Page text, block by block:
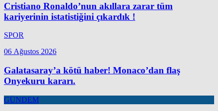
Cristiano Ronaldo’nun akıllara zarar tüm
kariyerinin istatistiğini çıkardık !
SPOR
06 Ağustos 2026
Galatasaray’a kötü haber! Monaco’dan flaş
Onyekuru kararı.
GÜNDEM